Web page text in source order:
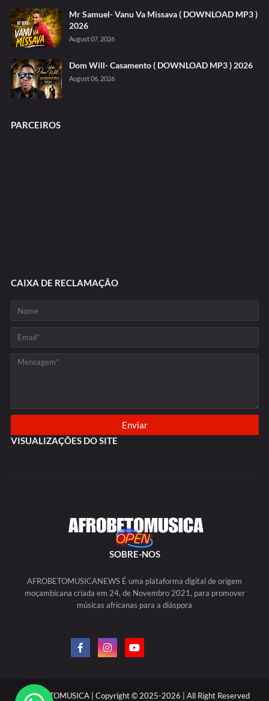
Mr Samuel- Vanu Va Missava ( DOWNLOAD MP3 )
2026
August 07, 2026
Dom Will- Casamento ( DOWNLOAD MP3 ) 2026
August 06, 2026
PARCEIROS
CAIXA DE RECLAMAÇÃO
VISUALIZAÇÕES DO SITE
SOBRE-NOS
AFROBETOMUSICANEWS É uma plataforma digital de origem
moçambicana criada em 24, de Novembro 2021, para promover
músicas africanas para a diáspora
AFROBETOMUSICA | Copyright © 2025-2026 | All Right Reserved